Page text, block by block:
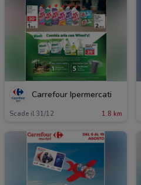
Carrefour Ipermercati
Scade il 31/12 1.8 km